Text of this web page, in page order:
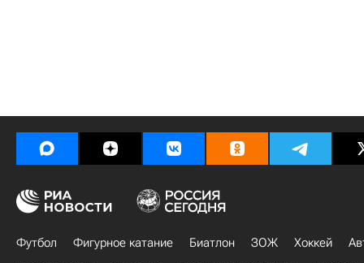
Футбол Фигурное катание Биатлон ЗОЖ Хоккей